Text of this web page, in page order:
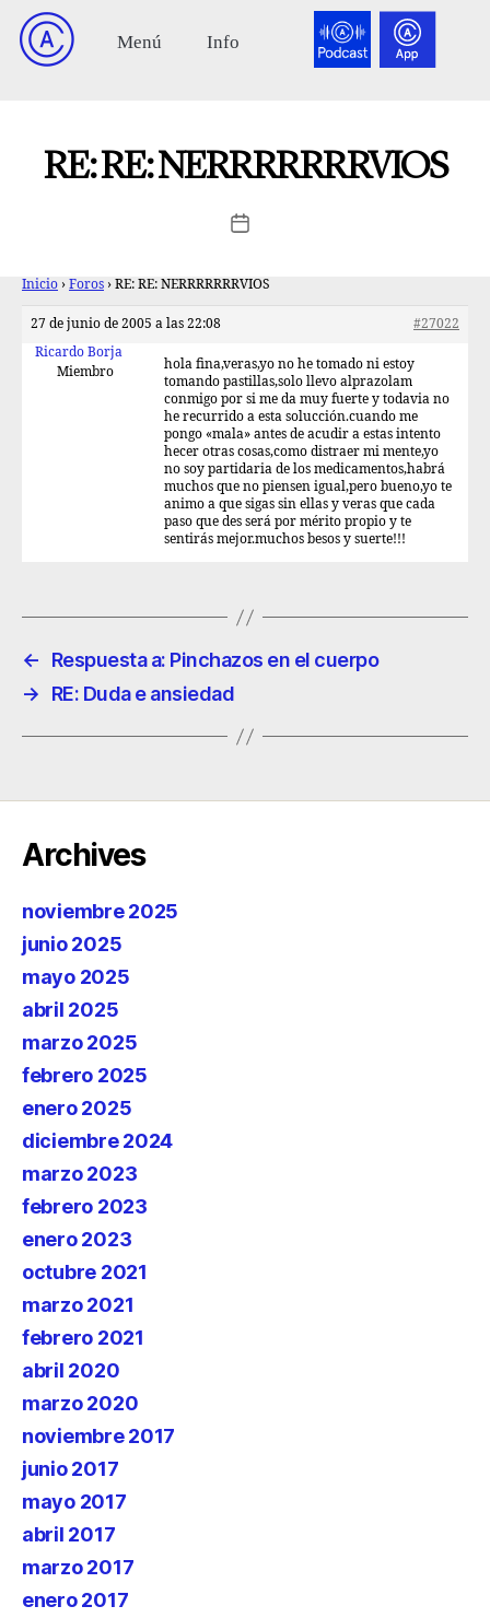
RE: RE: NERRRRRRRVIOS
Inicio › Foros › RE: RE: NERRRRRRRVIOS
27 de junio de 2005 a las 22:08
#27022
Ricardo Borja
Miembro
hola fina,veras,yo no he tomado ni estoy
tomando pastillas,solo llevo alprazolam
conmigo por si me da muy fuerte y todavia no
he recurrido a esta solucción.cuando me
pongo «mala» antes de acudir a estas intento
hecer otras cosas,como distraer mi mente,yo
no soy partidaria de los medicamentos,habrá
muchos que no piensen igual,pero bueno,yo te
animo a que sigas sin ellas y veras que cada
paso que des será por mérito propio y te
sentirás mejor.muchos besos y suerte!!!
←
Respuesta a: Pinchazos en el cuerpo
→
RE: Duda e ansiedad
Archives
noviembre 2025
junio 2025
mayo 2025
abril 2025
marzo 2025
febrero 2025
enero 2025
diciembre 2024
marzo 2023
febrero 2023
enero 2023
octubre 2021
marzo 2021
febrero 2021
abril 2020
marzo 2020
noviembre 2017
junio 2017
mayo 2017
abril 2017
marzo 2017
enero 2017